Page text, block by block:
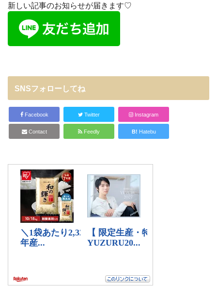
新しい記事のお知らせが届きます♡
SNSフォローしてね
Facebook Twitter Instagram
Contact Feedly B! Hatebu